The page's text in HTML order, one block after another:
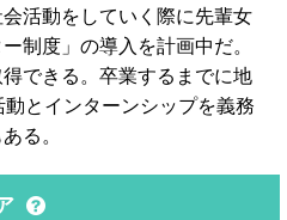
活動をしていく際に先輩女
制度」の導入を計画中だ。
できる。卒業するまでに地
とインターンシップを義務
る。